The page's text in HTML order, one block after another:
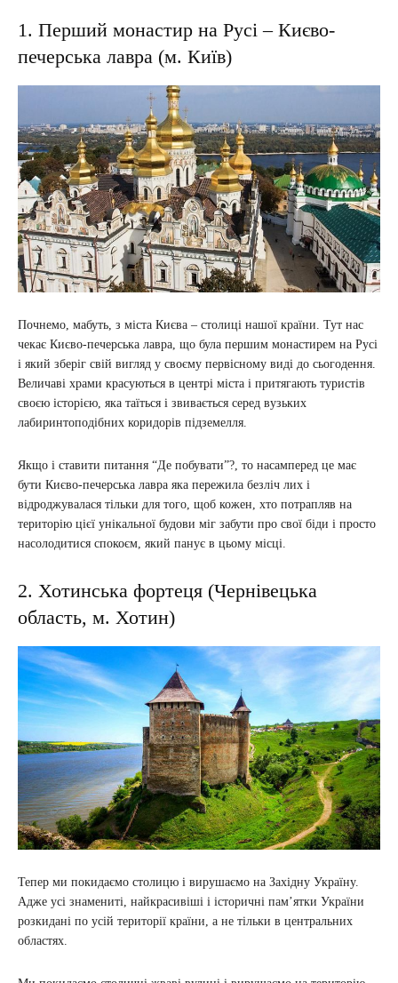
1. Перший монастир на Русі – Києво-
печерська лавра (м. Київ)
Почнемо, мабуть, з міста Києва – столиці нашої країни. Тут нас
чекає Києво-печерська лавра, що була першим монастирем на Русі
і який зберіг свій вигляд у своєму первісному виді до сьогодення.
Величаві храми красуються в центрі міста і притягають туристів
своєю історією, яка таїться і звивається серед вузьких
лабиринтоподібних коридорів підземелля.
Якщо і ставити питання “Де побувати”?, то насамперед це має
бути Києво-печерська лавра яка пережила безліч лих і
відроджувалася тільки для того, щоб кожен, хто потрапляв на
територію цієї унікальної будови міг забути про свої біди і просто
насолодитися спокоєм, який панує в цьому місці.
2. Хотинська фортеця (Чернівецька
область, м. Хотин)
Тепер ми покидаємо столицю і вирушаємо на Західну Україну.
Адже усі знамениті, найкрасивіші і історичні пам’ятки України
розкидані по усій території країни, а не тільки в центральних
областях.